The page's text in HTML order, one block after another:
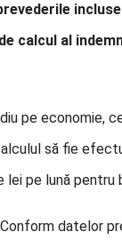
calcul al
pe economie,
să fie
lei pe lună pentru
datelor